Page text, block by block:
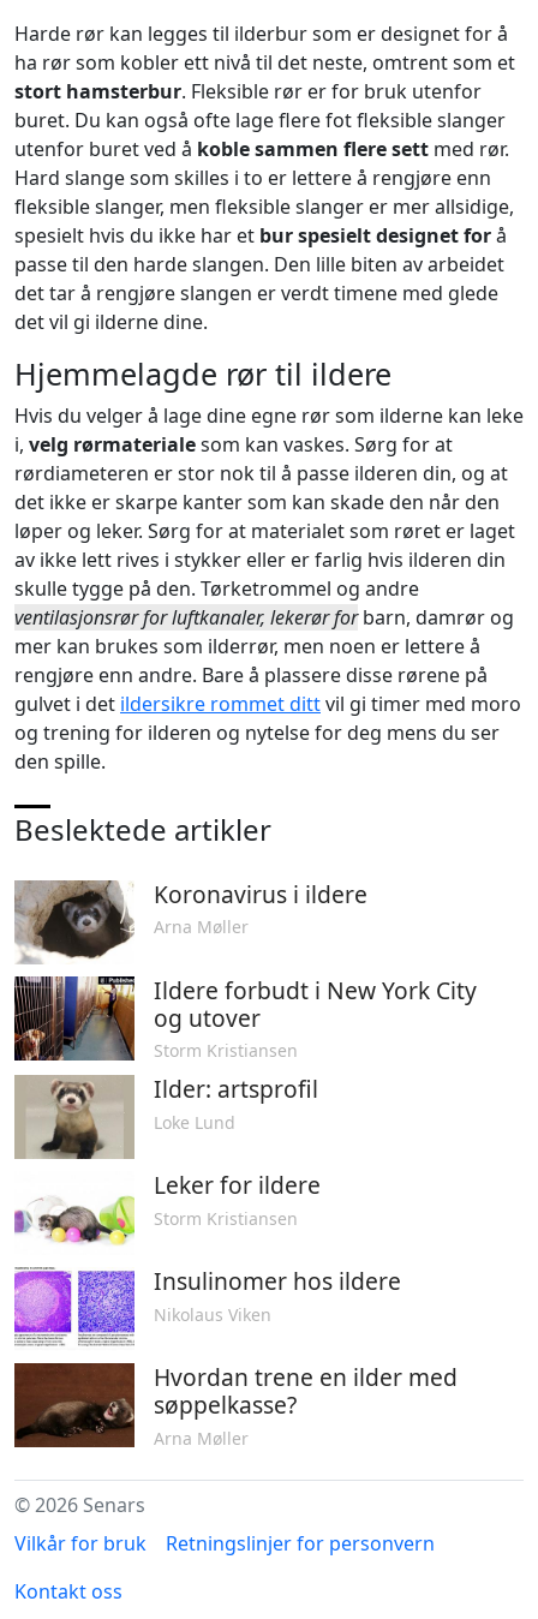
Harde rør kan legges til ilderbur som er designet for å
ha rør som kobler ett nivå til det neste, omtrent som et
stort hamsterbur. Fleksible rør er for bruk utenfor
buret. Du kan også ofte lage flere fot fleksible slanger
utenfor buret ved å koble sammen flere sett med rør.
Hard slange som skilles i to er lettere å rengjøre enn
fleksible slanger, men fleksible slanger er mer allsidige,
spesielt hvis du ikke har et bur spesielt designet forå
passe til den harde slangen. Den lille biten av arbeidet
det tar å rengjøre slangen er verdt timene med glede
det vil gi ilderne dine.
Hjemmelagde rør til ildere
Hvis du velger å lage dine egne rør som ilderne kan leke
i, velg rørmaterialesom kan vaskes. Sørg for at
rørdiameteren er stor nok til å passe ilderen din, og at
det ikke er skarpe kanter som kan skade den når den
løper og leker. Sørg for at materialet som røret er laget
av ikke lett rives i stykker eller er farlig hvis ilderen din
skulle tygge på den. Tørketrommel og andre
ventilasjonsrør for luftkanaler, lekerør forbarn, damrør og
mer kan brukes som ilderrør, men noen er lettere å
rengjøre enn andre. Bare å plassere disse rørene på
gulvet i det ildersikre rommet dittvil gi timer med moro
og trening for ilderen og nytelse for deg mens du ser
den spille.
Beslektede artikler
Koronavirus i ildere
Arna Møller
Ildere forbudt i New York City
og utover
Storm Kristiansen
Ilder: artsprofil
Loke Lund
Leker for ildere
Storm Kristiansen
Insulinomer hos ildere
Nikolaus Viken
Hvordan trene en ilder med
søppelkasse?
Arna Møller
© 2026 Senars
Vilkår for bruk
Retningslinjer for personvern
Kontakt oss